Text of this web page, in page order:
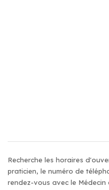
Recherche les horaires
praticien, le numéro de
rendez-vous avec le Médecin